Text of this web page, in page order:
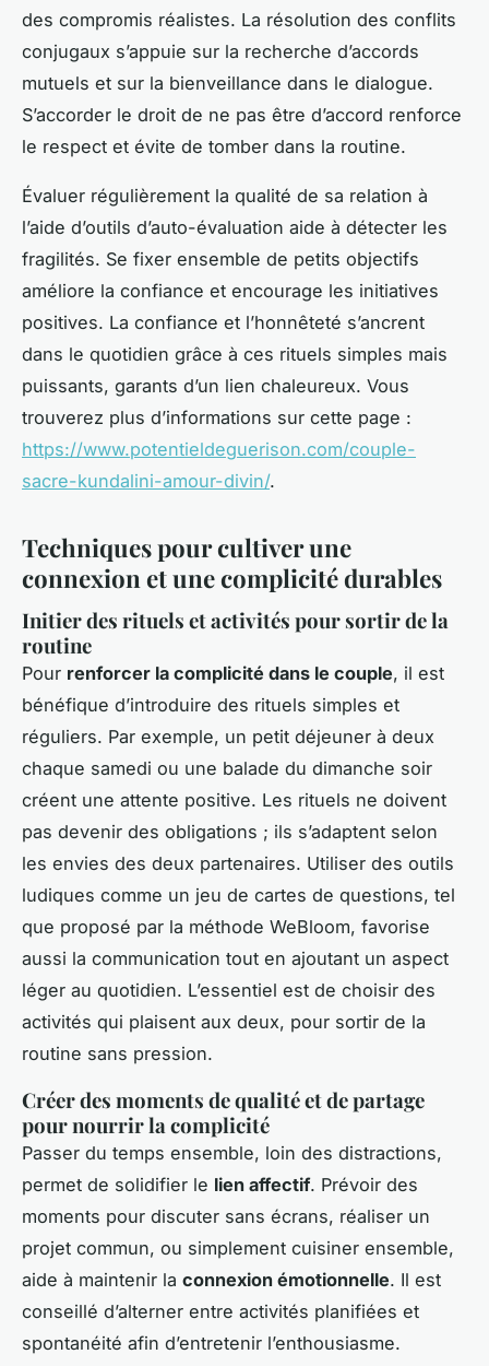
des compromis réalistes. La résolution des conflits
conjugaux s’appuie sur la recherche d’accords
mutuels et sur la bienveillance dans le dialogue.
S’accorder le droit de ne pas être d’accord renforce
le respect et évite de tomber dans la routine.
Évaluer régulièrement la qualité de sa relation à
l’aide d’outils d’auto-évaluation aide à détecter les
fragilités. Se fixer ensemble de petits objectifs
améliore la confiance et encourage les initiatives
positives. La confiance et l’honnêteté s’ancrent
dans le quotidien grâce à ces rituels simples mais
puissants, garants d’un lien chaleureux. Vous
trouverez plus d’informations sur cette page :
https://www.potentieldeguerison.com/couple-
sacre-kundalini-amour-divin/.
Techniques pour cultiver une
connexion et une complicité durables
Initier des rituels et activités pour sortir de la
routine
Pour renforcer la complicité dans le couple, il est
bénéfique d’introduire des rituels simples et
réguliers. Par exemple, un petit déjeuner à deux
chaque samedi ou une balade du dimanche soir
créent une attente positive. Les rituels ne doivent
pas devenir des obligations ; ils s’adaptent selon
les envies des deux partenaires. Utiliser des outils
ludiques comme un jeu de cartes de questions, tel
que proposé par la méthode WeBloom, favorise
aussi la communication tout en ajoutant un aspect
léger au quotidien. L’essentiel est de choisir des
activités qui plaisent aux deux, pour sortir de la
routine sans pression.
Créer des moments de qualité et de partage
pour nourrir la complicité
Passer du temps ensemble, loin des distractions,
permet de solidifier le lien affectif. Prévoir des
moments pour discuter sans écrans, réaliser un
projet commun, ou simplement cuisiner ensemble,
aide à maintenir la connexion émotionnelle. Il est
conseillé d’alterner entre activités planifiées et
spontanéité afin d’entretenir l’enthousiasme.